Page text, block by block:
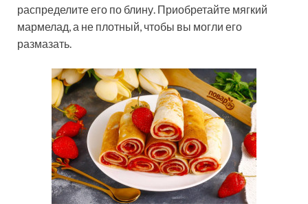
распределите его по блину. Приобретайте мягкий
мармелад, а не плотный, чтобы вы могли его
размазать.